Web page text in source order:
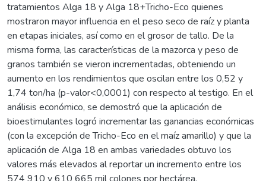
tratamientos Alga 18 y Alga 18+Tricho-Eco quienes
mostraron mayor influencia en el peso seco de raíz y planta
en etapas iniciales, así como en el grosor de tallo. De la
misma forma, las características de la mazorca y peso de
granos también se vieron incrementadas, obteniendo un
aumento en los rendimientos que oscilan entre los 0,52 y
1,74 ton/ha (p-valor<0,0001) con respecto al testigo. En el
análisis económico, se demostró que la aplicación de
bioestimulantes logró incrementar las ganancias económicas
(con la excepción de Tricho-Eco en el maíz amarillo) y que la
aplicación de Alga 18 en ambas variedades obtuvo los
valores más elevados al reportar un incremento entre los